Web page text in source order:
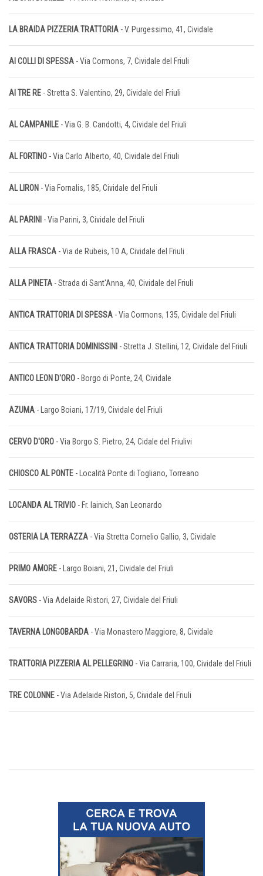
LA BRAIDA PIZZERIA TRATTORIA - V. Purgessimo, 41, Cividale
AI COLLI DI SPESSA - Via Cormons, 7, Cividale del Friuli
AI TRE RE - Stretta S. Valentino, 29, Cividale del Friuli
AL CAMPANILE - Via G. B. Candotti, 4, Cividale del Friuli
AL FORTINO - Via Carlo Alberto, 40, Cividale del Friuli
AL LIRON - Via Fornalis, 185, Cividale del Friuli
AL PARINI - Via Parini, 3, Cividale del Friuli
ALLA FRASCA - Via de Rubeis, 10 A, Cividale del Friuli
ALLA PINETA - Strada di Sant'Anna, 40, Cividale del Friuli
ANTICA TRATTORIA DI SPESSA - Via Cormons, 135, Cividale del Friuli
ANTICA TRATTORIA DOMINISSINI - Stretta J. Stellini, 12, Cividale del Friuli
ANTICO LEON D'ORO - Borgo di Ponte, 24, Cividale
AZUMA - Largo Boiani, 17/19, Cividale del Friuli
CERVO D'ORO - Via Borgo S. Pietro, 24, Cidale del Friulivi
CHIOSCO AL PONTE - Località Ponte di Togliano, Torreano
LOCANDA AL TRIVIO - Fr. Iainich, San Leonardo
OSTERIA LA TERRAZZA - Via Stretta Cornelio Gallio, 3, Cividale
PRIMO AMORE - Largo Boiani, 21, Cividale del Friuli
SAVORS - Via Adelaide Ristori, 27, Cividale del Friuli
TAVERNA LONGOBARDA - Via Monastero Maggiore, 8, Cividale
TRATTORIA PIZZERIA AL PELLEGRINO - Via Carraria, 100, Cividale del Friuli
TRE COLONNE - Via Adelaide Ristori, 5, Cividale del Friuli